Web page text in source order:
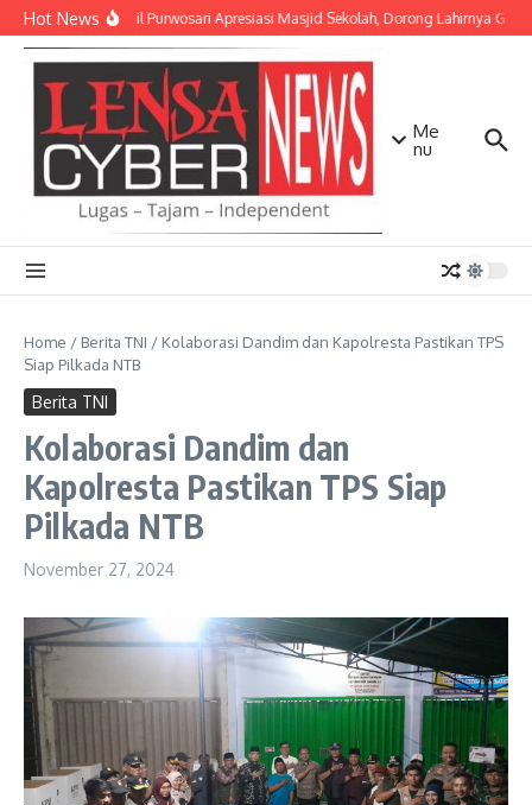
Lewati ke konten
Hot NewsDanramil Purwosari Apresiasi Masjid Sekolah, Dorong Lahirnya
Me
nu
Home / Berita TNI / Kolaborasi Dandim dan Kapolresta Pastikan TPS
Siap Pilkada NTB
Berita TNI
Kolaborasi Dandim dan
Kapolresta Pastikan TPS Siap
Pilkada NTB
November 27, 2024